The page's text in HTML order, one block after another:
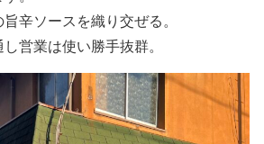
辛ソースを織り交ぜる。
営業は使い勝手抜群。